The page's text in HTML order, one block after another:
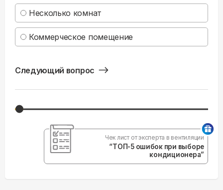
Несколько комнат
Коммерческое помещение
Следующий вопрос
Чек лист от эксперта в вентиляции
“ТОП-5 ошибок при выборе
кондиционера”